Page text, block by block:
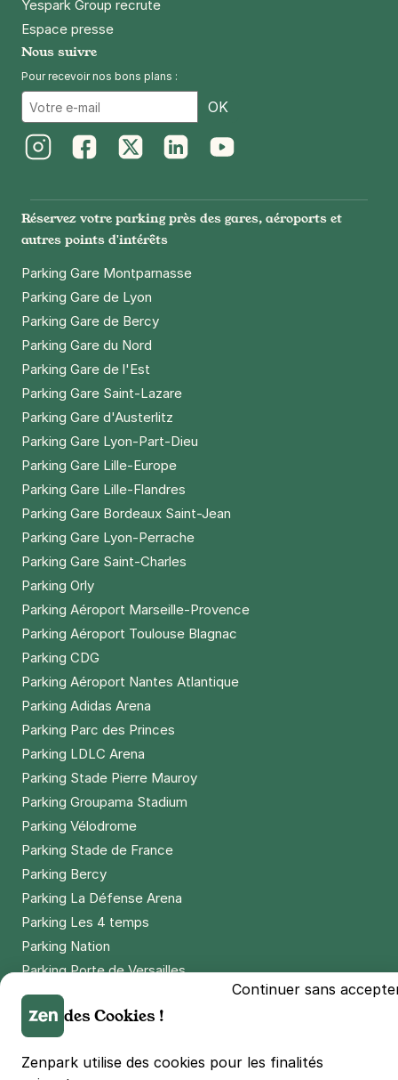
Yespark Group recrute
Espace presse
Nous suivre
Pour recevoir nos bons plans :
OK
Réservez votre parking près des gares, aéroports et
autres points d'intérêts
Parking Gare Montparnasse
Parking Gare de Lyon
Parking Gare de Bercy
Parking Gare du Nord
Parking Gare de l'Est
Parking Gare Saint-Lazare
Parking Gare d'Austerlitz
Parking Gare Lyon-Part-Dieu
Parking Gare Lille-Europe
Parking Gare Lille-Flandres
Parking Gare Bordeaux Saint-Jean
Parking Gare Lyon-Perrache
Parking Gare Saint-Charles
Parking Orly
Parking Aéroport Marseille-Provence
Parking Aéroport Toulouse Blagnac
Parking CDG
Parking Aéroport Nantes Atlantique
Parking Adidas Arena
Parking Parc des Princes
Parking LDLC Arena
Parking Stade Pierre Mauroy
Parking Groupama Stadium
Parking Vélodrome
Parking Stade de France
Parking Bercy
Parking La Défense Arena
Parking Les 4 temps
Parking Nation
Parking Porte de Versailles
Parking Lille Grand Palais
Parking Euralille
Parking Casino Barrière Lille
Continuer sans
des Cookies !
Zenpark utilise des cookies pour les finalités